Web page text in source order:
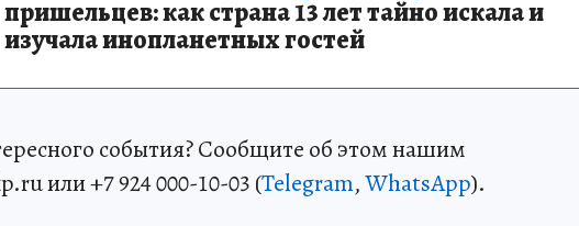
пришельцев: как страна 13 лет тайно искала и
изучала инопланетных гостей
события? Сообщите об этом нашим
или +7 924 000-10-03 (Telegram,WhatsApp).